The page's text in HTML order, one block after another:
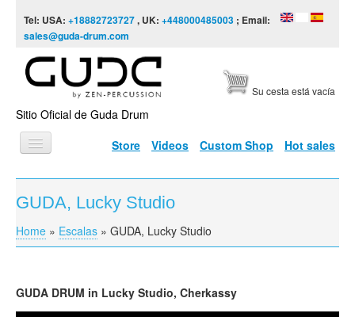
Tel: USA: +18882723727, UK: +448000485003 ; Email:
sales@guda-drum.com
Sitio Oficial de Guda Drum
Su cesta está vacía
Store Videos Custom Shop Hot sales
INICIO
TIPOS DE GUDA
DISEÑOS
INFORMACIÓN
GUDA, Lucky Studio
You are here
Home » Escalas » GUDA, Lucky Studio
GUDA DRUM in Lucky Studio, Cherkassy